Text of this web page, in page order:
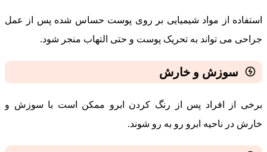
استفاده از مواد شیمیایی بر روی پوست حساس شده پس از عمل
جراحی می ‌تواند به تحریک پوست و حتی التهاب منجر شود.
سوزش و خارش
برخی از افراد پس از رنگ کردن ابرو ممکن است با سوزش و
خارش در ناحیه ابرو رو به رو شوند.